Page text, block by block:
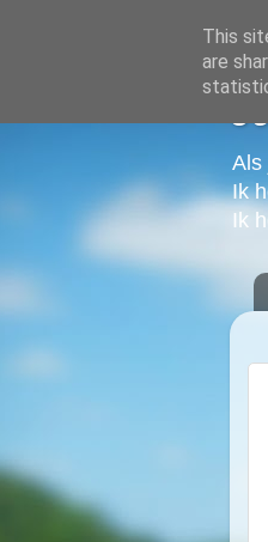
Als
Ik
Ik
This
are